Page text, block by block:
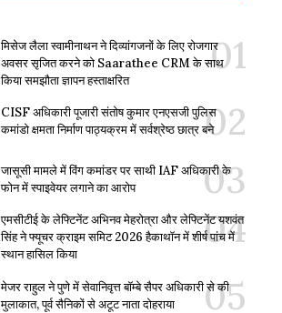
मिसेज लैला स्वामीनाथन ने दिव्यांगजनों के लिए रोजगार
अवसर सृजित करने को Saarathee CRM के साथ
किया समझौता ज्ञापन हस्ताक्षरित
CISF अधिकारी पूजारी संतोष कुमार एनएसजी पुलिस
कमांडो क्षमता निर्माण पाठ्यक्रम में सर्वश्रेष्ठ छात्र बने
जासूसी मामले में विंग कमांडर पर साथी IAF अधिकारी के
फोन में स्पाइवेयर लगाने का आरोप
एमसीटीई के लेफ्टिनेंट अभिनव मेहरोत्रा और लेफ्टिनेंट यशवंत
सिंह ने फ्यूचर क्राइम समिट 2026 हैकाथॉन में शीर्ष पांच में
स्थान हासिल किया
मेजर राहुल ने पुणे में सेवानिवृत्त बॉम्बे सैपर अधिकारी से की
मुलाकात, पूर्व सैनिकों से अटूट नाता दोहराया